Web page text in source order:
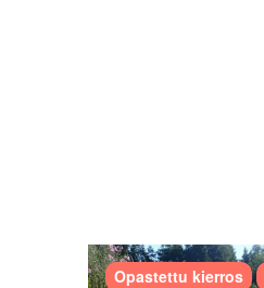
Opastettu kierros